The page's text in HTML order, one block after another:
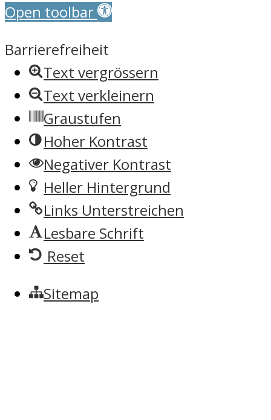
Open toolbar
Barrierefreiheit
Text vergrössern
Text verkleinern
Graustufen
Hoher Kontrast
Negativer Kontrast
Heller Hintergrund
Links Unterstreichen
Lesbare Schrift
Reset
Sitemap